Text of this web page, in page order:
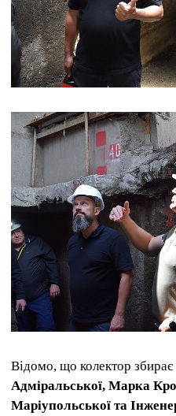
Відомо, що колектор
Адміральської, Марка
Маріупольської та